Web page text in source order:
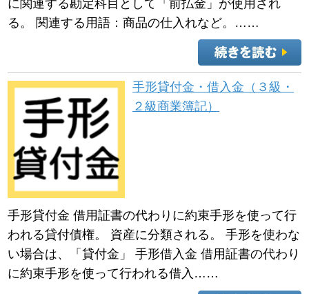
に関連する勘定科目として「前払金」が使用され
る。 関連する用語：商品の仕入れなど。……
手形貸付金・借入金（３級・
２級商業簿記）
手形貸付金 借用証書の代わりに約束手形を使って行
われる貸付債権。 資産に分類される。 手形を使わな
い場合は、「貸付金」 手形借入金 借用証書の代わり
に約束手形を使って行われる借入……